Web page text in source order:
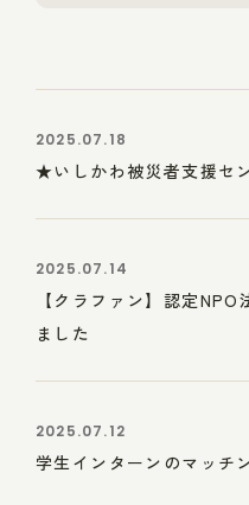
2025.07.18
★いしかわ被災者支援セ
2025.07.14
【クラファン】認定
ました
2025.07.12
学生インターンのマッチ